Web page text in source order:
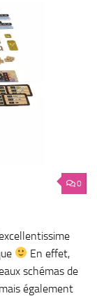
0
En effet,
schémas de
également